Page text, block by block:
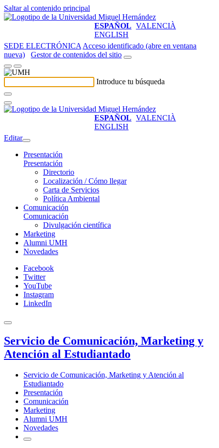
Saltar al contenido principal
ESPAÑOL VALENCIÀ
ENGLISH
SEDE ELECTRÓNICA Acceso identificado (abre en ventana
nueva)
Gestor de contenidos del sitio
Introduce tu búsqueda
ESPAÑOL VALENCIÀ
ENGLISH
Editar
Presentación
Presentación
Directorio
Localización / Cómo llegar
Carta de Servicios
Política Ambiental
Comunicación
Comunicación
Divulgación científica
Marketing
Alumni UMH
Novedades
Facebook
Twitter
YouTube
Instagram
LinkedIn
Servicio de Comunicación, Marketing y
Atención al Estudiantado
Servicio de Comunicación, Marketing y Atención al
Estudiantado
Presentación
Comunicación
Marketing
Alumni UMH
Novedades